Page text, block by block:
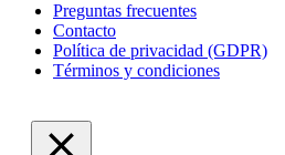
Preguntas frecuentes
Contacto
Política de privacidad (GDPR)
Términos y condiciones